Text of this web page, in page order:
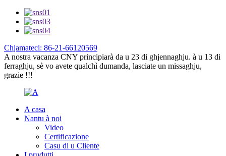
Chjamateci: 86-21-66120569
A nostra vacanza CNY principiarà da u 23 di ghjennaghju. à u 13 di
ferraghju, sè vo avete qualchì dumanda, lasciate un missaghju,
grazie !!!
A casa
Nantu à noi
Video
Certificazione
Casu di u Cliente